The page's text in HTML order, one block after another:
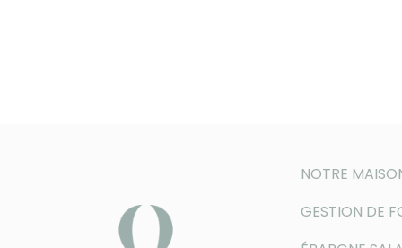
NOTRE
GESTION DE